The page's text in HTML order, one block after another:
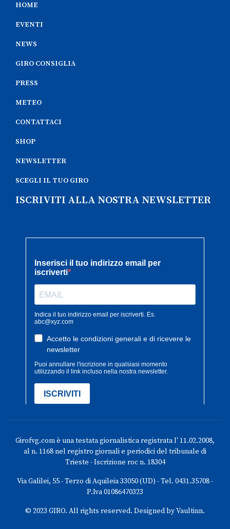
HOME
EVENTI
NEWS
GIRO CONSIGLIA
PRESS
METEO
CONTATTACI
SHOP
NEWSLETTER
SCEGLI IL TUO GIRO
ISCRIVITI ALLA NOSTRA NEWSLETTER
Girofvg.com è una testata giornalistica registrata l' 11.02.2008,
al n. 1168 nel registro giornali e periodici del tribunale di
Trieste - Iscrizione roc n. 18304
Via Galilei, 55 - Terzo di Aquileia 33050 (UD) - Tel. 0431.35708 -
P.Iva 01086470323
© 2023 GIRO. All rights reserved. Designed by Vaultinn.